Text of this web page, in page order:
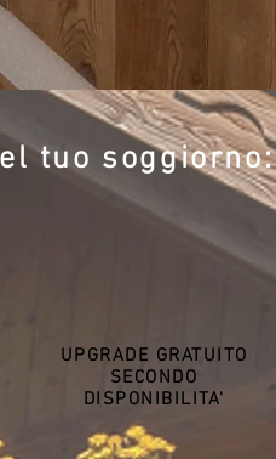
tuo soggiorno:
UPGRADE GRATUITO
SECONDO
DISPONIBILITA'